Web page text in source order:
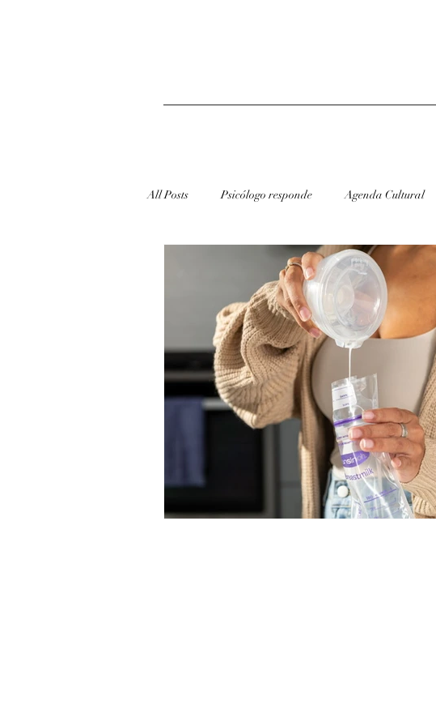
All Posts Psicólogo responde Agenda Cultural
Dicas